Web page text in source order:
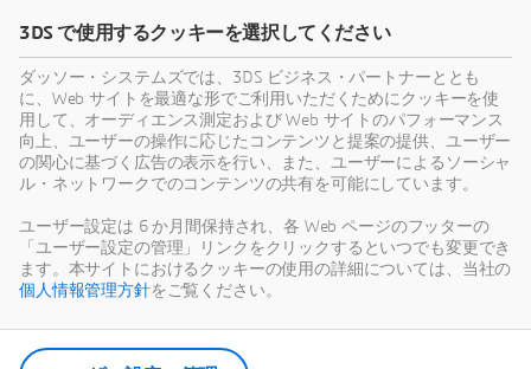
3DS で使用するクッキーを選択してください
ダッソー・システムズでは、3DS ビジネス・パートナーととも
に、Web サイトを最適な形でご利用いただくためにクッキーを使
用して、オーディエンス測定および Web サイトのパフォーマンス
向上、ユーザーの操作に応じたコンテンツと提案の提供、ユーザー
の関心に基づく広告の表示を行い、また、ユーザーによるソーシャ
ル・ネットワークでのコンテンツの共有を可能にしています。
ユーザー設定は 6 か月間保持され、各 Web ページのフッターの
「ユーザー設定の管理」リンクをクリックするといつでも変更でき
ます。本サイトにおけるクッキーの使用の詳細については、当社の
個人情報管理方針をご覧ください。